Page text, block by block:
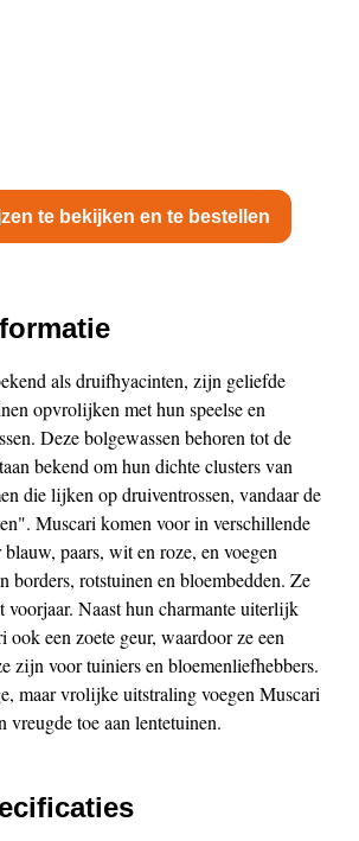
te bekijken en te bestellen
als druifhyacinten, zijn geliefde
opvrolijken met hun speelse en
Deze bolgewassen behoren tot de
bekend om hun dichte clusters van
die lijken op druiventrossen, vandaar de
Muscari komen voor in verschillende
paars, wit en roze, en voegen
borders, rotstuinen en bloembedden. Ze
voorjaar. Naast hun charmante uiterlijk
ook een zoete geur, waardoor ze een
zijn voor tuiniers en bloemenliefhebbers.
maar vrolijke uitstraling voegen Muscari
vreugde toe aan lentetuinen.